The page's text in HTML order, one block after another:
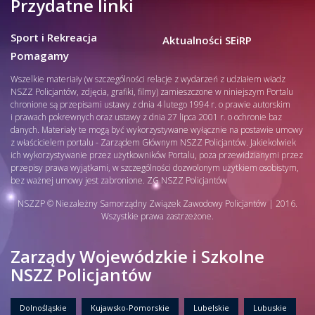
Przydatne linki
Sport i Rekreacja
Pomagamy
Aktualności SEiRP
Wszelkie materiały (w szczególności relacje z wydarzeń z udziałem władz
NSZZ Policjantów, zdjęcia, grafiki, filmy) zamieszczone w niniejszym Portalu
chronione są przepisami ustawy z dnia 4 lutego 1994 r. o prawie autorskim
i prawach pokrewnych oraz ustawy z dnia 27 lipca 2001 r. o ochronie baz
danych. Materiały te mogą być wykorzystywane wyłącznie na postawie umowy
z właścicielem portalu - Zarządem Głównym NSZZ Policjantów. Jakiekolwiek
ich wykorzystywanie przez użytkowników Portalu, poza przewidzianymi przez
przepisy prawa wyjątkami, w szczególności dozwolonym użytkiem osobistym,
bez ważnej umowy jest zabronione. ZG NSZZ Policjantów
NSZZP © Niezależny Samorządny Związek Zawodowy Policjantów | 2016.
Wszystkie prawa zastrzeżone.
Zarządy Wojewódzkie i Szkolne
NSZZ Policjantów
Dolnośląskie Kujawsko-Pomorskie Lubelskie Lubuskie